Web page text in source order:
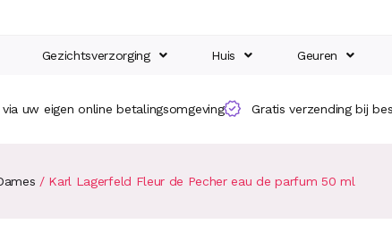
Gezichtsverzorging Huis Geuren
uw eigen online betalingsomgeving Gratis verzending bij
/ Karl Lagerfeld Fleur de Pecher eau de parfum 50 ml